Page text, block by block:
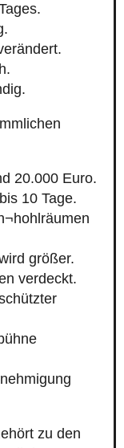
20.000 Euro.
10 Tage.
größer.
verdeckt.
zu den